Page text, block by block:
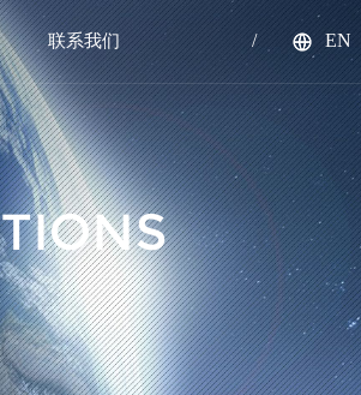
联系我们 / EN